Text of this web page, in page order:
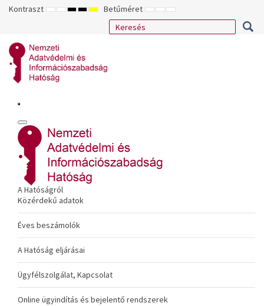
Kontraszt ALAPÉRTELMEZETT
ÉJSZAKAI
NAGY
KONTRASZTÚ
NAGY
KONTRASZTÚ
NAGY
KONTRASZTÚ
SÁRGA
FEKETE
Betűméret KISEBB
BETŰTÍPUS
ALAPÉRTELMEZETT
BETŰMÉRET
NAGYOBB
BETŰMÉRET
A Hatóságról
Közérdekű adatok
Éves beszámolók
A Hatóság eljárásai
Ügyfélszolgálat, Kapcsolat
Online ügyindítás és bejelentő rendszerek